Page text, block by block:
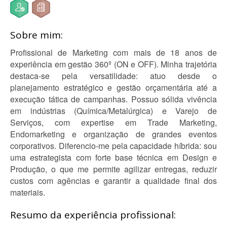
Sobre mim:
Profissional de Marketing com mais de 18 anos de
experiência em gestão 360º (ON e OFF). Minha trajetória
destaca-se pela versatilidade: atuo desde o
planejamento estratégico e gestão orçamentária até a
execução tática de campanhas. Possuo sólida vivência
em indústrias (Química/Metalúrgica) e Varejo de
Serviços, com expertise em Trade Marketing,
Endomarketing e organização de grandes eventos
corporativos. Diferencio-me pela capacidade híbrida: sou
uma estrategista com forte base técnica em Design e
Produção, o que me permite agilizar entregas, reduzir
custos com agências e garantir a qualidade final dos
materiais.
Resumo da experiência profissional: